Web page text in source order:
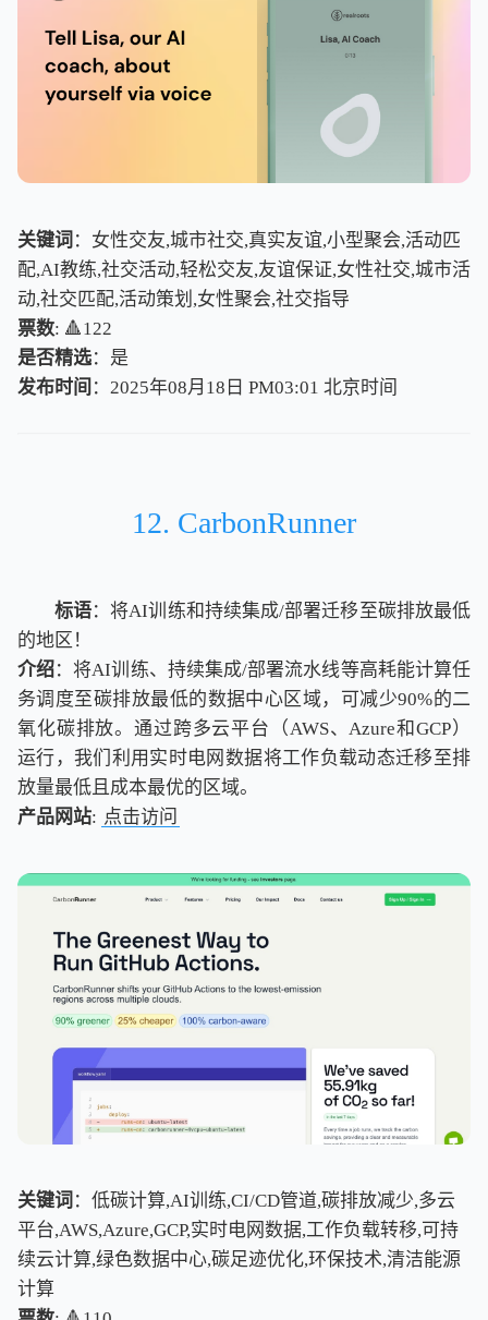
关键词 ：女性交友,城市社交,真实友谊,小型聚会,活动匹
配,AI教练,社交活动,轻松交友,友谊保证,女性社交,城市活
动,社交匹配,活动策划,女性聚会,社交指导
票数: 🔺122
是否精选：是
发布时间 ：2025年08月18日 PM03:01 北京时间
北京时间
12. CarbonRunner
标语：将AI训练和持续集成/部署迁移至碳排放最低
的地区！
介绍：将AI训练、持续集成/部署流水线等高耗能计算任
务调度至碳排放最低的数据中心区域，可减少90%的二
氧化碳排放。通过跨多云平台（AWS、Azure和GCP）
运行，我们利用实时电网数据将工作负载动态迁移至排
放量最低且成本最优的区域。
产品网站: 点击访问
关键词 ：低碳计算,AI训练,CI/CD管道,碳排放减少,多云
平台,AWS,Azure,GCP,实时电网数据,工作负载转移,可持
续云计算,绿色数据中心,碳足迹优化,环保技术,清洁能源
计算